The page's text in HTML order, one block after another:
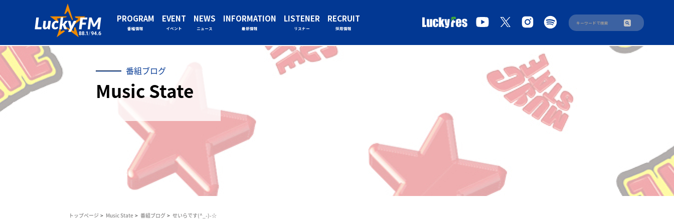
PROGRAM
番組情報
EVENT
イベント
NEWS
ニュース
INFORMATION
最新情報
LISTENER
リスナー
RECRUIT
採用情報
番組ブログ
Music State
トップページ Music State 番組ブログ せいらです(^_-)-☆